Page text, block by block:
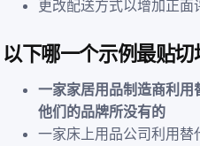
更改配送方式以增加正面
以下哪一个示例最贴
一家家居用品制造商利
他们的品牌所没有的
一家床上用品公司利用替